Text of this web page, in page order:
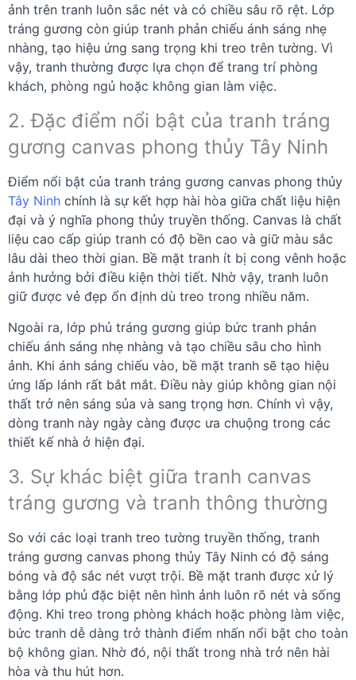
ảnh trên tranh luôn sắc nét và có chiều sâu rõ rệt. Lớp
tráng gương còn giúp tranh phản chiếu ánh sáng nhẹ
nhàng, tạo hiệu ứng sang trọng khi treo trên tường. Vì
vậy, tranh thường được lựa chọn để trang trí phòng
khách, phòng ngủ hoặc không gian làm việc.
2. Đặc điểm nổi bật của tranh tráng
gương canvas phong thủy Tây Ninh
Điểm nổi bật của tranh tráng gương canvas phong thủy
Tây Ninh chính là sự kết hợp hài hòa giữa chất liệu hiện
đại và ý nghĩa phong thủy truyền thống. Canvas là chất
liệu cao cấp giúp tranh có độ bền cao và giữ màu sắc
lâu dài theo thời gian. Bề mặt tranh ít bị cong vênh hoặc
ảnh hưởng bởi điều kiện thời tiết. Nhờ vậy, tranh luôn
giữ được vẻ đẹp ổn định dù treo trong nhiều năm.
Ngoài ra, lớp phủ tráng gương giúp bức tranh phản
chiếu ánh sáng nhẹ nhàng và tạo chiều sâu cho hình
ảnh. Khi ánh sáng chiếu vào, bề mặt tranh sẽ tạo hiệu
ứng lấp lánh rất bắt mắt. Điều này giúp không gian nội
thất trở nên sáng sủa và sang trọng hơn. Chính vì vậy,
dòng tranh này ngày càng được ưa chuộng trong các
thiết kế nhà ở hiện đại.
3. Sự khác biệt giữa tranh canvas
tráng gương và tranh thông thường
So với các loại tranh treo tường truyền thống, tranh
tráng gương canvas phong thủy Tây Ninh có độ sáng
bóng và độ sắc nét vượt trội. Bề mặt tranh được xử lý
bằng lớp phủ đặc biệt nên hình ảnh luôn rõ nét và sống
động. Khi treo trong phòng khách hoặc phòng làm việc,
bức tranh dễ dàng trở thành điểm nhấn nổi bật cho toàn
bộ không gian. Nhờ đó, nội thất trong nhà trở nên hài
hòa và thu hút hơn.